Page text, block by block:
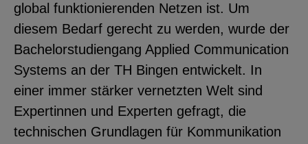
global funktionierenden Netzen ist. Um
diesem Bedarf gerecht zu werden, wurde der
Bachelorstudiengang Applied Communication
Systems an der TH Bingen entwickelt. In
einer immer stärker vernetzten Welt sind
Expertinnen und Experten gefragt, die
technischen Grundlagen für Kommunikation